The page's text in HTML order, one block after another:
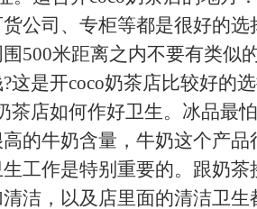
公司、专柜等都是很好的选
500米距离之内不要有类似
这是开coco奶茶店比较好的
茶店如何作好卫生。冰品最
的牛奶含量，牛奶这个产品
工作是特别重要的。跟奶茶
洁，以及店里面的清洁卫生